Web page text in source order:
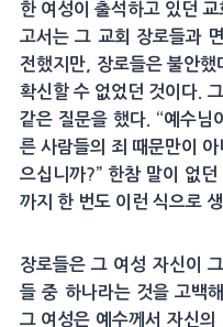
한 여성이 출석하고 있던
고서는 그 교회 장로들과
전했지만, 장로들은 불안했
확신할 수 없었던 것이다.
같은 질문을 했다. “예수님
른 사람들의 죄 때문만이
으십니까?” 한참 말이 없
까지 한 번도 이런 식으로
장로들은 그 여성 자신이
들 중 하나라는 것을 고백
그 여성은 예수께서 자신